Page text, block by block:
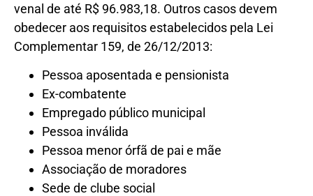
venal de até R$ 96.983,18. Outros casos devem
obedecer aos requisitos estabelecidos pela Lei
Complementar 159, de 26/12/2013:
Pessoa aposentada e pensionista
Ex-combatente
Empregado público municipal
Pessoa inválida
Pessoa menor órfã de pai e mãe
Associação de moradores
Sede de clube social